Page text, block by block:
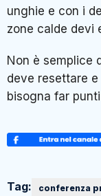
unghie e con i
zone calde devi
Non è semplice
deve resettare
bisogna far
Tag: conferenza